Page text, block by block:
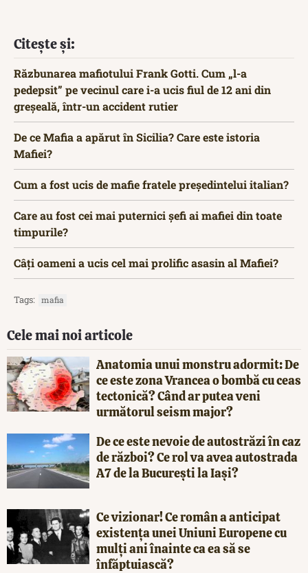
Citește și:
Răzbunarea mafiotului Frank Gotti. Cum „l-a
pedepsit” pe vecinul care i-a ucis fiul de 12 ani din
greșeală, într-un accident rutier
De ce Mafia a apărut în Sicilia? Care este istoria
Mafiei?
Cum a fost ucis de mafie fratele președintelui italian?
Care au fost cei mai puternici șefi ai mafiei din toate
timpurile?
Câți oameni a ucis cel mai prolific asasin al Mafiei?
Tags: mafia
Cele mai noi articole
Anatomia unui monstru adormit: De
ce este zona Vrancea o bombă cu ceas
tectonică? Când ar putea veni
următorul seism major?
De ce este nevoie de autostrăzi în caz
de război? Ce rol va avea autostrada
A7 de la București la Iași?
Ce vizionar! Ce român a anticipat
existența unei Uniuni Europene cu
mulți ani înainte ca ea să se
înfăptuiască?